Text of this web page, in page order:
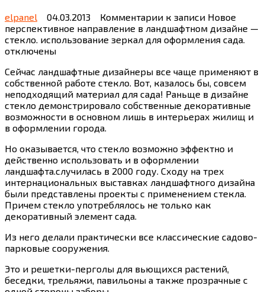
elpanel 04.03.2013 Комментарии к записи Новое
перспективное направление в ландшафтном дизайне —
стекло. использование зеркал для оформления сада.
отключены
Сейчас ландшафтные дизайнеры все чаще применяют в
собственной работе стекло. Вот, казалось бы, совсем
неподходящий материал для сада! Раньще в дизайне
стекло демонстрировало собственные декоративные
возможности в основном лишь в интерьерах жилищ и
в оформлении города.
Но оказывается, что стекло возможно эффектно и
действенно использовать и в оформлении
ландшафта.случилась в 2000 году. Сходу на трех
интернациональных выставках ландшафтного дизайна
были представлены проекты с применением стекла.
Причем стекло употреблялось не только как
декоративный элемент сада.
Из него делали практически все классические садово-
парковые сооружения.
Это и решетки-перголы для вьющихся растений,
беседки, трельяжи, павильоны а также прозрачные с